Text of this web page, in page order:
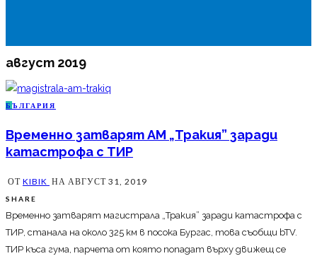
август 2019
Б ЪЛГАРИЯ
Временно затварят АМ „Тракия” заради
катастрофа с ТИР
ОТ KIBIK НА АВГУСТ 31, 2019
SHARE
Временно затварят магистрала „Тракия” заради катастрофа с
ТИР, станала на около 325 км в посока Бургас, това съобщи bTV.
ТИР къса гума, парчета от която попадат върху движещ се